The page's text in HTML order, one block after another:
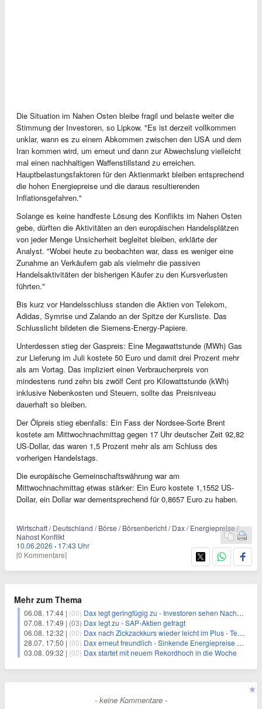
Die Situation im Nahen Osten bleibe fragil und belaste weiter die
Stimmung der Investoren, so Lipkow. "Es ist derzeit vollkommen
unklar, wann es zu einem Abkommen zwischen den USA und dem
Iran kommen wird, um erneut und dann zur Abwechslung vielleicht
mal einen nachhaltigen Waffenstillstand zu erreichen.
Hauptbelastungsfaktoren für den Aktienmarkt bleiben entsprechend
die hohen Energiepreise und die daraus resultierenden
Inflationsgefahren."
Solange es keine handfeste Lösung des Konflikts im Nahen Osten
gebe, dürften die Aktivitäten an den europäischen Handelsplätzen
von jeder Menge Unsicherheit begleitet bleiben, erklärte der
Analyst. "Wobei heute zu beobachten war, dass es weniger eine
Zunahme an Verkäufern gab als vielmehr die passiven
Handelsaktivitäten der bisherigen Käufer zu den Kursverlusten
führten."
Bis kurz vor Handelsschluss standen die Aktien von Telekom,
Adidas, Symrise und Zalando an der Spitze der Kursliste. Das
Schlusslicht bildeten die Siemens-Energy-Papiere.
Unterdessen stieg der Gaspreis: Eine Megawattstunde (MWh) Gas
zur Lieferung im Juli kostete 50 Euro und damit drei Prozent mehr
als am Vortag. Das impliziert einen Verbraucherpreis von
mindestens rund zehn bis zwölf Cent pro Kilowattstunde (kWh)
inklusive Nebenkosten und Steuern, sollte das Preisniveau
dauerhaft so bleiben.
Der Ölpreis stieg ebenfalls: Ein Fass der Nordsee-Sorte Brent
kostete am Mittwochnachmittag gegen 17 Uhr deutscher Zeit 92,82
US-Dollar, das waren 1,5 Prozent mehr als am Schluss des
vorherigen Handelstags.
Die europäische Gemeinschaftswährung war am
Mittwochnachmittag etwas stärker: Ein Euro kostete 1,1552 US-
Dollar, ein Dollar war dementsprechend für 0,8657 Euro zu haben.
Wirtschaft / Deutschland / Börse / Börsenbericht / Dax / Energiepreise /
Nahost Konflikt
10.06.2026 · 17:43 Uhr
[0 Kommentare]
Mehr zum Thema
06.08. 17:44 | (00) Dax legt geringfügig zu - Investoren sehen Nachholpotenzial
07.08. 17:49 | (03) Dax legt zu - SAP-Aktien gefragt
06.08. 12:32 | (00) Dax nach Zickzackkurs wieder leicht im Plus - Telekom vorn
28.07. 17:50 | (00) Dax erneut freundlich - Sinkende Energiepreise sorgen für Freude
03.08. 09:32 | (00) Dax startet mit neuem Rekordhoch in die Woche
- keine Kommentare -